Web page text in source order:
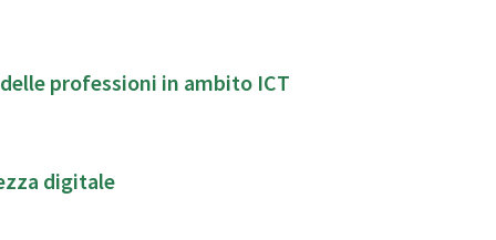
professioni in ambito ICT
digitale